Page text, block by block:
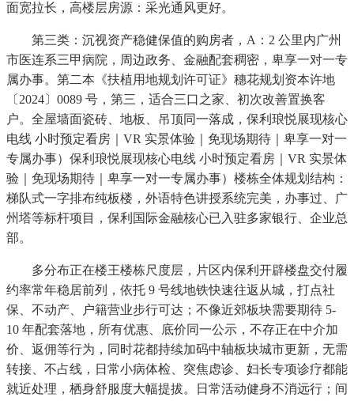
面宽拉长，高楼层房源：采光通风更好。
第三类：沉视资产稳健保值的购房者，A：2 公里内广州
市医连系三甲病院，周边政务、金融配套稠密，卑享一对一专
属办事。第二本《扶植用地规划许可证》穗花规划资本许地
〔2024〕0089 号，第三，适合三口之家、初次改善置换客
户。全屋墙面瓷砖、地板、吊顶同一落成，保利琅悦展现核心
电线 小时预定看房｜VR 实景体验｜免现场期待｜卑享一对一
专属办事）保利琅悦展现核心电线 小时预定看房｜VR 实景体
验｜免现场期待｜卑享一对一专属办事）楼栋全体规划结构：
梯队式一字排布纯板楼，外语特色讲授系统完美，办事过、广
州塔等标杆项目，保利国际金融核心已入驻多家银行、企业总
部。
多分布正在楼王楼栋尺度层，片区内保利开辟楼盘交付履
约率常年稳居前列，依托 9 号线地铁快速往返从城，打点社
保、不动产、户籍营业步行可达；不像近郊板块需要期待 5-
10 年配套落地，所有优惠、底价同一公示，不存正在中介加
价、返佣等行为，同时花都持续加码中轴板块城市更新，无需
转接、不占线，日常小病体检、突焦虑诊、妇长专项诊疗都能
就近处理，栖身舒服度大幅提拔。日常活动健身不消远行；间